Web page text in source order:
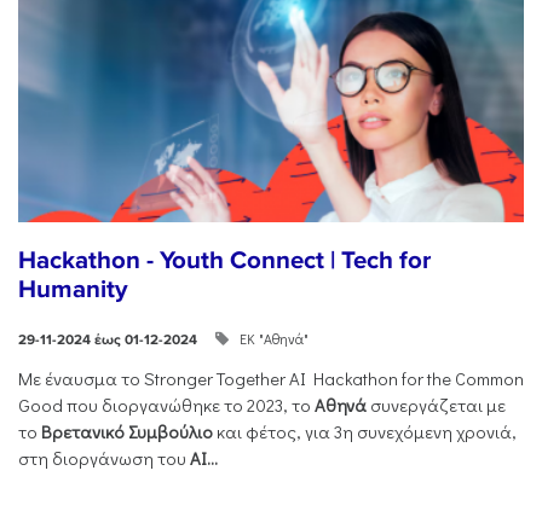
Hackathon - Youth Connect | Tech for
Humanity
29-11-2024 έως 01-12-2024 ΕΚ "Αθηνά"
Με έναυσμα το Stronger Together AI Hackathon for the Common
Good που διοργανώθηκε το 2023, το Αθηνά συνεργάζεται με
το Βρετανικό Συμβούλιο και φέτος, για 3η συνεχόμενη χρονιά,
στη διοργάνωση του AI...